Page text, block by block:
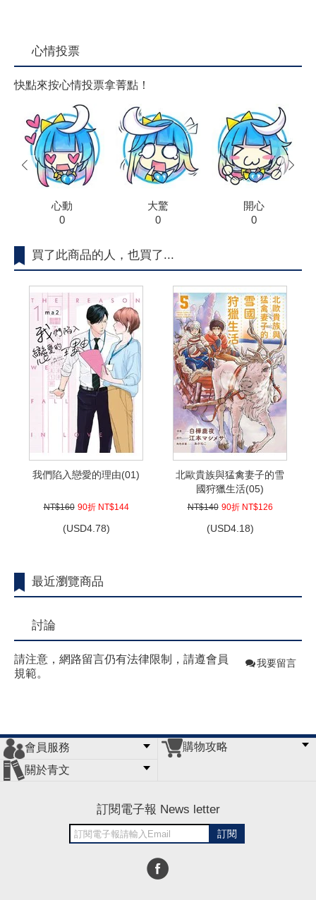
心情投票
快點來按心情投票拿菁點！
心動
0
大驚
0
開心
0
prev next
買了此商品的人，也買了...
我們陷入戀愛的理由(01)
NT$160 90折 NT$144
(USD4.78)
北歐貴族與猛禽妻子的雪
國狩獵生活(05)
NT$140 90折 NT$126
(USD4.18)
最近瀏覽商品
討論
請注意，網路留言仍有法律限制，請遵會員
規範。
我要留言
會員服務
會員辦法
客服信箱
隱私條款
網站導覽
購物攻略
關於青文
訂閱電子報 News letter
訂閱